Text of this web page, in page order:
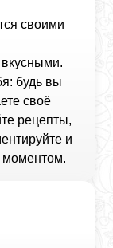
своими
будь вы
своё
рецепты,
и